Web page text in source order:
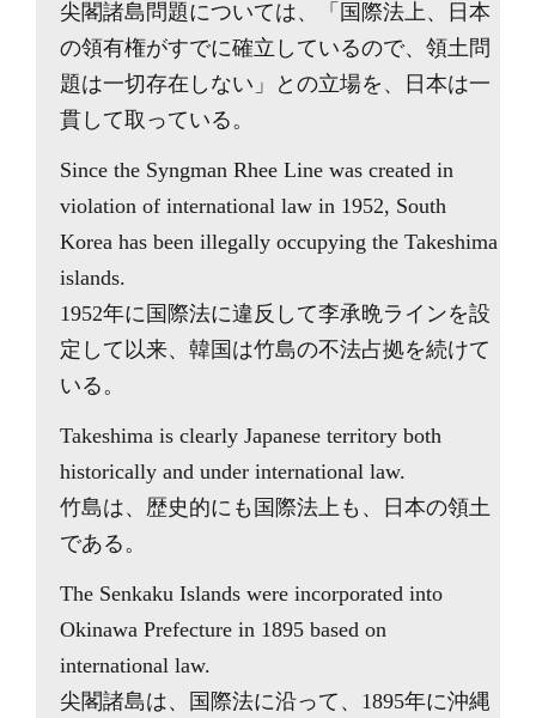
尖閣諸島問題については、「国際法上、日本
の領有権がすでに確立しているので、領土問
題は一切存在しない」との立場を、日本は一
貫して取っている。
Since the Syngman Rhee Line was created in
violation of international law in 1952, South
Korea has been illegally occupying the Takeshima
islands.
1952年に国際法に違反して李承晩ラインを設
定して以来、韓国は竹島の不法占拠を続けて
いる。
Takeshima is clearly Japanese territory both
historically and under international law.
竹島は、歴史的にも国際法上も、日本の領土
である。
The Senkaku Islands were incorporated into
Okinawa Prefecture in 1895 based on
international law.
尖閣諸島は、国際法に沿って、1895年に沖縄